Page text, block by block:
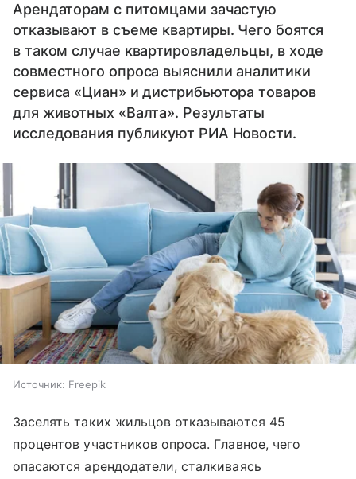
Арендаторам с питомцами зачастую
отказывают в съеме квартиры. Чего боятся
в таком случае квартировладельцы, в ходе
совместного опроса выяснили аналитики
сервиса «Циан» и дистрибьютора товаров
для животных «Валта». Результаты
исследования публикуют РИА Новости.
Источник: Freepik
Заселять таких жильцов отказываются 45
процентов участников опроса. Главное, чего
опасаются арендодатели, сталкиваясь